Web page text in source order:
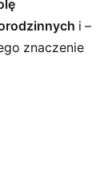
i –
znaczenie